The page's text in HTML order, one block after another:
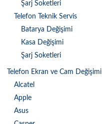
Şarj Soketleri
Telefon Teknik Servis
Batarya Değişimi
Kasa Değişimi
Şarj Soketleri
Telefon Ekran ve Cam Değişimi
Alcatel
Apple
Asus